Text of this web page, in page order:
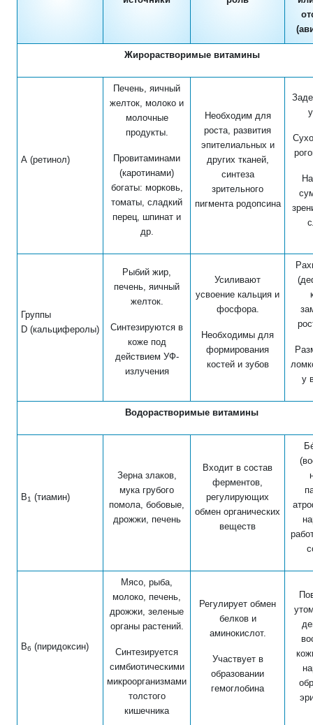
Жирорастворимые витамины
А (ретинол)
Печень, яичный
желток, молоко и
молочные
продукты.
Провитаминами
(каротинами)
богаты: морковь,
томаты, сладкий
перец, шпинат и
др.
Необходим для
роста, развития
эпителиальных и
других тканей,
синтеза
зрительного
пигмента родопсина
Группы
D (кальциферолы)
Рыбий жир,
печень, яичный
желток.
Синтезируются в
коже под
действием УФ-
излучения
Усиливают
усвоение кальция и
фосфора.
Необходимы для
формирования
костей и зубов
у
Водорастворимые витамины
В1 (тиамин)
Зерна злаков,
мука грубого
помола, бобовые,
дрожжи, печень
Входит в состав
ферментов,
регулирующих
обмен органических
веществ
В6 (пиридоксин)
Мясо, рыба,
молоко, печень,
дрожжи, зеленые
органы растений.
Синтезируется
симбиотическими
микроорганизмами
толстого
кишечника
Регулирует обмен
белков и
аминокислот.
Участвует в
образовании
гемоглобина